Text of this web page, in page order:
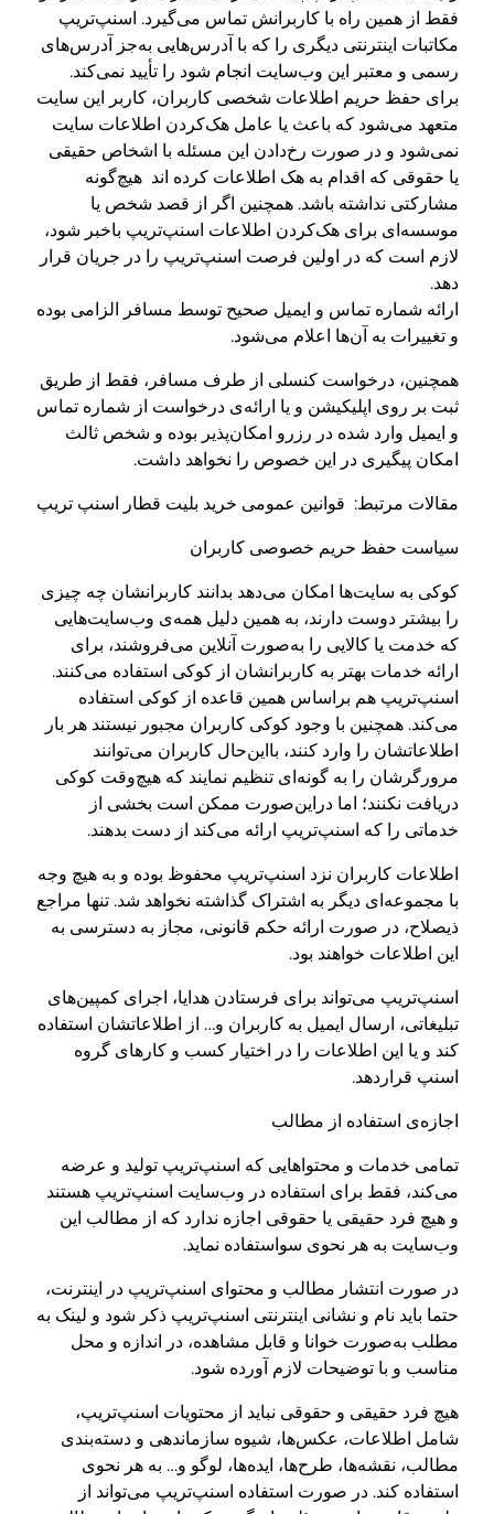
فقط از همین راه با کاربرانش تماس می‌گیرد. اسنپ‌تریپ
مکاتبات اینترنتی‌ دیگری را که با آدرس‌هایی به‌جز آدرس‌های
رسمی و معتبر این وب‌سایت انجام شود را تأیید نمی‌کند.
برای حفظ حریم اطلاعات شخصی کاربران، کاربر این سایت
متعهد می‌شود که باعث یا عامل هک‌کردن اطلاعات سایت
نمی‌شود و در صورت رخ‌دادن این مسئله با اشخاص حقیقی
یا حقوقی‌ که اقدام به هک اطلاعات کرده اند هیچ‌گونه
مشارکتی نداشته باشد. همچنین اگر از قصد شخص یا
موسسه‌ای برای هک‌کردن اطلاعات اسنپ‌تریپ باخبر شود،
لازم است که در اولین فرصت اسنپ‌تریپ را در جریان قرار
دهد.
ارائه شماره تماس و ایمیل صحیح توسط مسافر الزامی بوده
و تغییرات به آن‌ها اعلام می‌شود.
همچنین، درخواست کنسلی از طرف مسافر، فقط از طریق
ثبت بر روی اپلیکیشن و یا ارائه‌ی درخواست از شماره تماس
و ایمیل وارد شده در رزرو امکان‌پذیر بوده و شخص ثالث
امکان پیگیری در این خصوص را نخواهد داشت.
مقالات مرتبط: قوانین عمومی خرید بلیت قطار اسنپ تریپ
سیاست حفظ حریم خصوصی کاربران
کوکی به سایت‌ها امکان می‌دهد بدانند کاربرانشان چه چیزی
را بیشتر دوست دارند، به همین دلیل همه‌ی وب‌سایت‌هایی
که خدمت یا کالایی را به‌صورت آنلاین می‌فروشند، برای
ارائه‌ خدمات بهتر به کاربرانشان از کوکی استفاده می‌کنند.
اسنپ‌تریپ هم براساس همین قاعده از کوکی استفاده
می‌کند. همچنین با وجود کوکی کاربران مجبور نیستند هر بار
اطلاعاتشان را وارد کنند، بااین‌حال کاربران می‌توانند
مرورگرشان را به گونه‌ای تنظیم نمایند که هیچ‌وقت کوکی
دریافت نکنند؛ اما در‌این‌صورت ممکن است بخشی از
خدماتی را که اسنپ‌تریپ ارائه می‌کند از دست بدهند.
اطلاعات کاربران نزد اسنپ‌تریپ محفوظ بوده و به هیچ وجه
با مجموعه‌ای دیگر به اشتراک گذاشته نخواهد شد. تنها مراجع
ذیصلاح، در صورت ارائه حکم قانونی، مجاز به دسترسی به
این اطلاعات خواهند بود.
اسنپ‌تریپ می‌تواند برای فرستادن هدایا، اجرای کمپین‌های
تبلیغاتی، ارسال ایمیل به کاربران و… از اطلاعاتشان استفاده
کند و یا این اطلاعات را در اختیار کسب و کارهای گروه
اسنپ قراردهد.
اجازه‌ی استفاده از مطالب
تمامی خدمات و محتواهایی که اسنپ‌تریپ تولید و عرضه
می‌کند، فقط برای استفاده در وب‌سایت اسنپ‌تریپ هستند
و هیچ‌ فرد حقیقی یا حقوقی اجازه‌ ندارد که از مطالب این
وب‌سایت به هر نحوی سواستفاده نماید.
در صورت انتشار مطالب و محتوای اسنپ‌تریپ در اینترنت،
حتما باید نام و نشانی اینترنتی اسنپ‌تریپ ذکر شود و لینک به
مطلب به‌صورت خوانا و قابل مشاهده، در اندازه و محل
مناسب و با توضیحات لازم آورده شود.
هیچ فرد حقیقی و حقوقی نباید از محتویات اسنپ‌تریپ،
شامل اطلاعات، عکس‌ها، شیوه سازماندهی و دسته‌بندی
مطالب، نقشه‌ها، طرح‌ها، ایده‌ها، لوگو و… به هر نحوی
استفاده کند. در صورت استفاده اسنپ‌تریپ می‌تواند از